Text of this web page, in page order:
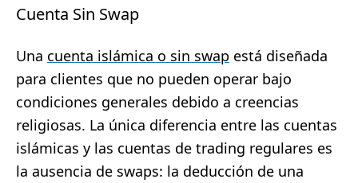
Cuenta Sin Swap
Una cuenta islámica o sin swap está diseñada
para clientes que no pueden operar bajo
condiciones generales debido a creencias
religiosas. La única diferencia entre las cuentas
islámicas y las cuentas de trading regulares es
la ausencia de swaps: la deducción de una